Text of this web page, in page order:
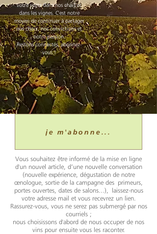
votre visite dans nos chais et
dans les vignes. C'est notre
moyen de continuer à partager
nos choix, nos convictions et
notre passion.
Restons connectés, abonnez-
vous !
je m'abonne...
Vous souhaitez être informé de la mise en ligne
d'un nouvel article, d’une nouvelle conversation
(nouvelle expérience, dégustation de notre
œnologue, sortie de la campagne des primeurs,
portes ouvertes, dates de salons...), laissez-nous
votre adresse mail et vous recevrez un lien.
Rassurez-vous, vous ne serez pas submergé par nos
courriels ;
nous choisissons d'abord de nous occuper de nos
vins pour ensuite vous les raconter.